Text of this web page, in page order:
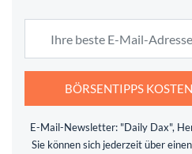
BÖRSENTIPPS
E-Mail-Newsletter: "Daily Dax",
Sie können sich jederzeit über